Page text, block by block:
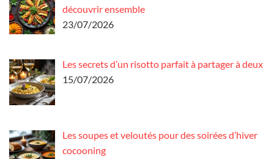
découvrir ensemble
23/07/2026
Les secrets d’un risotto parfait à partager à deux
15/07/2026
Les soupes et veloutés pour des soirées d’hiver
cocooning